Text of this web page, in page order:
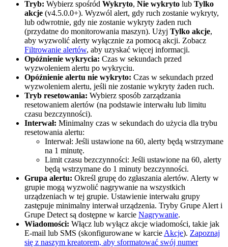
Tryb: Wybierz spośród Wykryto, Nie wykryto lub Tylko
akcje (v4.5.0.0+). Wyzwól alert, gdy ruch zostanie wykryty,
lub odwrotnie, gdy nie zostanie wykryty żaden ruch
(przydatne do monitorowania maszyn). Użyj Tylko akcje,
aby wyzwolić alerty wyłącznie za pomocą akcji. Zobacz
Filtrowanie alertów, aby uzyskać więcej informacji.
Opóźnienie wykrycia: Czas w sekundach przed
wyzwoleniem alertu po wykryciu.
Opóźnienie alertu nie wykryto: Czas w sekundach przed
wyzwoleniem alertu, jeśli nie zostanie wykryty żaden ruch.
Tryb resetowania: Wybierz sposób zarządzania
resetowaniem alertów (na podstawie interwału lub limitu
czasu bezczynności).
Interwał: Minimalny czas w sekundach do użycia dla trybu
resetowania alertu:
Interwał: Jeśli ustawione na 60, alerty będą wstrzymane
na 1 minutę.
Limit czasu bezczynności: Jeśli ustawione na 60, alerty
będą wstrzymane do 1 minuty bezczynności.
Grupa alertu: Określ grupę do zgłaszania alertów. Alerty w
grupie mogą wyzwolić nagrywanie na wszystkich
urządzeniach w tej grupie. Ustawienie interwału grupy
zastępuje minimalny interwał urządzenia. Tryby Grupe Alert i
Grupe Detect są dostępne w karcie Nagrywanie.
Wiadomości: Włącz lub wyłącz akcje wiadomości, takie jak
E-mail lub SMS (skonfigurowane w karcie Akcje). Zapoznaj
się z naszym kreatorem, aby sformatować swój numer